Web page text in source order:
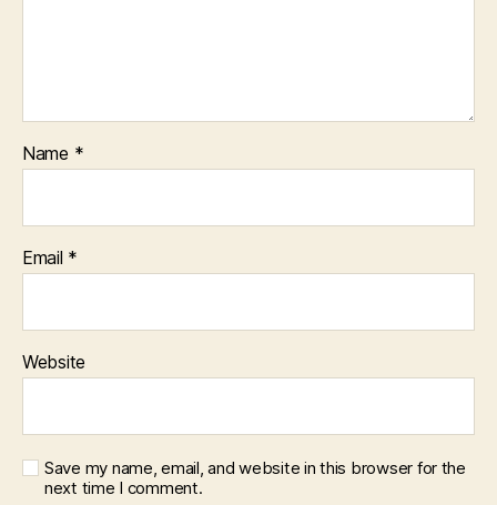
Name *
Email *
Website
Save my name, email, and website in this browser for the
next time I comment.